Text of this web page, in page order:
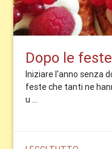
Dopo le
Iniziare l'anno senza
feste che tanti ne
u ...